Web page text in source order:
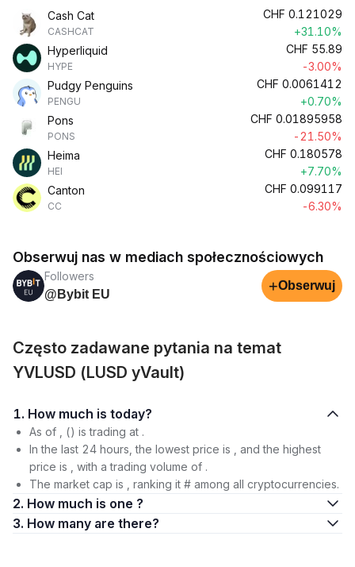
Cash Cat
CASHCAT
CHF 0.121029
+31.10%
Hyperliquid
HYPE
CHF 55.89
-3.00%
Pudgy Penguins
PENGU
CHF 0.0061412
+0.70%
Pons
PONS
CHF 0.01895958
-21.50%
Heima
HEI
CHF 0.180578
+7.70%
Canton
CC
CHF 0.099117
-6.30%
Obserwuj nas w mediach społecznościowych
Followers
@Bybit EU
+Obserwuj
Często zadawane pytania na temat
YVLUSD (LUSD yVault)
1. How much is today?
As of , () is trading at .
In the last 24 hours, the lowest price is , and the highest
price is , with a trading volume of .
The market cap is , ranking it # among all cryptocurrencies.
2. How much is one ?
3. How many are there?